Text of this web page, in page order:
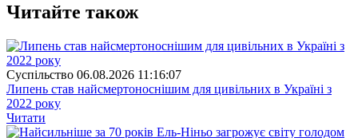
Читайте також
Суспiльство 06.08.2026 11:16:07
Липень став найсмертоноснішим для цивільних в Україні з
2022 року
Читати